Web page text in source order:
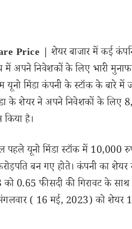
Price | शेयर बाजार में कई
में अपने निवेशकों के लिए भारी
मिंडा कंपनी के स्टॉक के बारे में
के शेयर ने अपने निवेशकों के लिए
किया है।
यूनो मिंडा स्टॉक में 10,000
बन गए होते। कंपनी का शेयर
0.65 फीसदी की गिरावट के
( 16 मई, 2023) को शेयर